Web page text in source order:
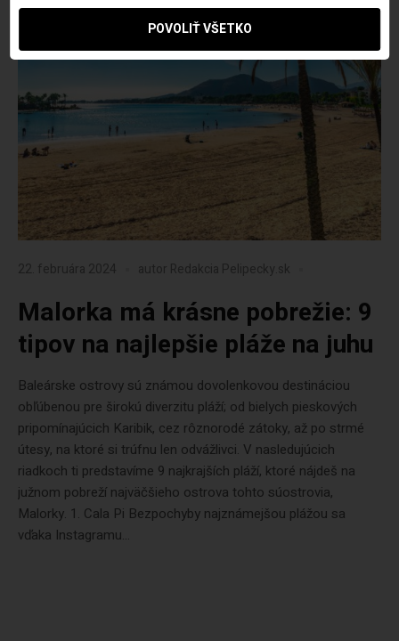
22. februára 2024 autor Redakcia Pelipecky.sk
Malorka má krásne pobrežie: 9
tipov na najlepšie pláže na juhu
Baleárske ostrovy sú známou dovolenkovou destináciou
obľúbenou pre širokú diverzitu pláží; od bielych pieskových
pripomínajúcich Karibik, cez rôznorodé zátoky, až po strmé
útesy, na ktoré si trúfnu len odvážlivci. V nasledujúcich
riadkoch ti predstavíme 9 najkrajších pláží, ktoré nájdeš na
južnom pobreží najväčšieho ostrova tohto súostrovia,
Malorky. 1. Cala Pi Bezpochyby najznámejšou plážou sa
vďaka Instagramu...
POVOLIŤ VŠETKO